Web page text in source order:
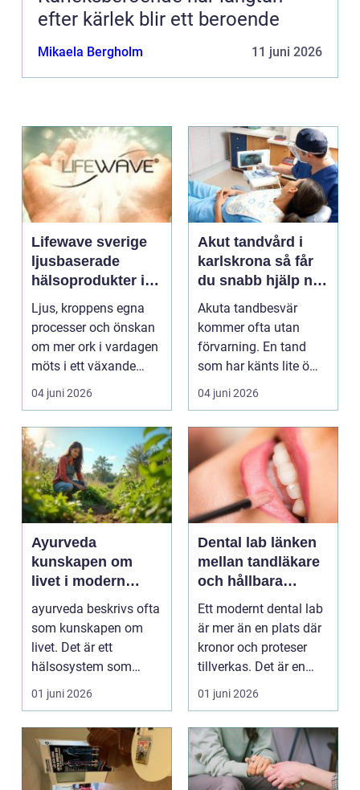
efter kärlek blir ett beroende
Mikaela Bergholm 11 juni 2026
Lifewave sverige
ljusbaserade
hälsoprodukter i
fokus
Ljus, kroppens egna
processer och önskan
om mer ork i vardagen
möts i ett växande
intresse för fotot...
04 juni 2026
Akut tandvård i
karlskrona så får
du snabb hjälp när
tanden krisar
Akuta tandbesvär
kommer ofta utan
förvarning. En tand
som har känts lite öm
kan plötsligt göra så
on...
04 juni 2026
Ayurveda
kunskapen om
livet i modern
vardag
ayurveda beskrivs ofta
som kunskapen om
livet. Det är ett
hälsosystem som
betonar balans, helhet
och...
01 juni 2026
Dental lab länken
mellan tandläkare
och hållbara
leenden
Ett modernt dental lab
är mer än en plats där
kronor och proteser
tillverkas. Det är en
teknisk och ...
01 juni 2026